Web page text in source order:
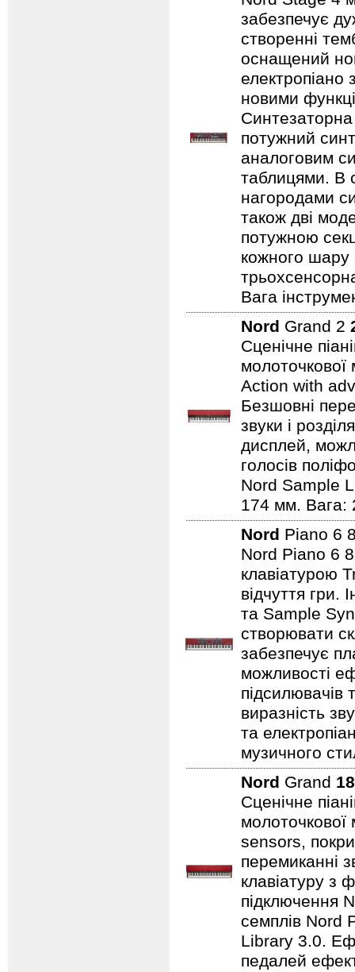
забезпечує
створенні
оснащений
електропіано
новими
потужний
аналоговим
таблицями. В
нагородами
також дві
потужною
кожного
Вага
Nord Grand 2
Сценічне
Action with
Безшовні
звуки і
дисплей,
голосів
Nord Sample
174 мм. Вага:
Nord Piano 6
Nord Piano 6
клавіатурою
відчуття
та Sample
створювати
забезпечує
можливості
виразність
та
музичного
Nord Grand
Сценічне
sensors,
перемиканні
клавіатуру з
підключення
семплів Nord
Library 3.0.
педалей